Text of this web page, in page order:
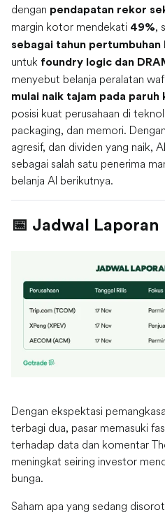
dengan pendapatan rekor
margin kotor mendekati 49%,
sebagai tahun pertumbuhan
untuk foundry logic dan
menyebut belanja peralatan
mulai naik tajam pada paruh
posisi kuat perusahaan di
packaging, dan memori.
agresif, dan dividen yang naik,
sebagai salah satu penerima
belanja AI berikutnya.
📅 Jadwal Laporan
Dengan ekspektasi
terbagi dua, pasar memasuki
terhadap data dan komentar
meningkat seiring investor
bunga.
Saham apa yang sedang